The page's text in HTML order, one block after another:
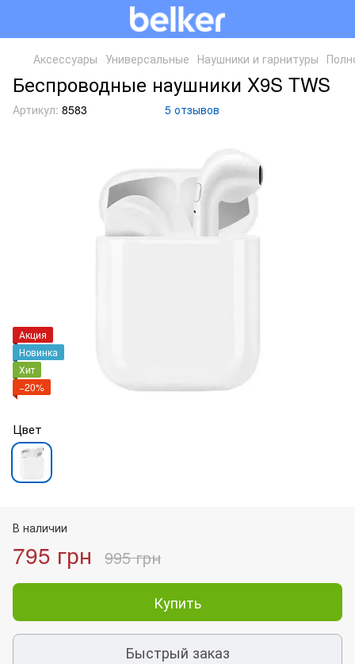
Аксессуары Универсальные Наушники и гарнитуры
Беспроводные наушники X9S TWS
Артикул: 8583 5 отзывов
Акция
Новинка
Хит
−20%
Цвет
В наличии
795 грн 995 грн
Купить
Быстрый заказ